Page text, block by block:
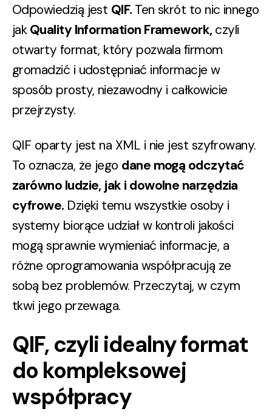
Odpowiedzią jest QIF. Ten skrót to nic innego
jakQuality Information Framework,czyli
otwarty format, który pozwala firmom
gromadzić i udostępniać informacje w
sposób prosty, niezawodny i całkowicie
przejrzysty.
QIF oparty jest na XML i nie jest szyfrowany.
To oznacza, że jego dane mogą odczytać
zarówno ludzie, jak i dowolne narzędzia
cyfrowe. Dzięki temu wszystkie osoby i
systemy biorące udział w kontroli jakości
mogą sprawnie wymieniać informacje, a
różne oprogramowania współpracują ze
sobą bez problemów. Przeczytaj, w czym
tkwi jego przewaga.
QIF, czyli idealny format
do kompleksowej
współpracy